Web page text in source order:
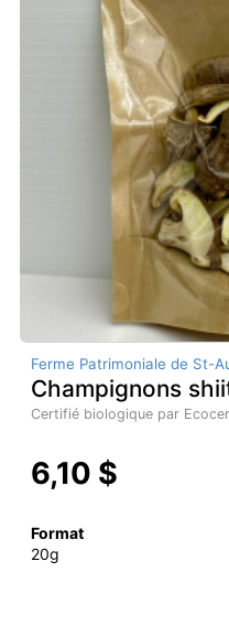
Ferme Patrimoniale de St-
Champignons
Certifié biologique par
6,10 $
Format
20g